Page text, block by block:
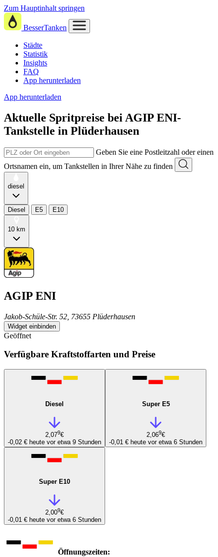
Zum Hauptinhalt springen
BesserTanken
Städte
Statistik
Insights
FAQ
App herunterladen
App herunterladen
Aktuelle Spritpreise bei AGIP ENI-
Tankstelle in Plüderhausen
Geben Sie eine Postleitzahl oder einen
Ortsnamen ein, um Tankstellen in Ihrer Nähe zu finden
diesel
Diesel E5 E10
10 km
AGIP ENI
Jakob-Schüle-Str. 52, 73655 Plüderhausen
Widget einbinden
Geöffnet
Verfügbare Kraftstoffarten und Preise
Diesel
2,079€
-0,02 € heute vor etwa 9 Stunden
Super E5
2,069€
-0,01 € heute vor etwa 6 Stunden
Super E10
2,009€
-0,01 € heute vor etwa 6 Stunden
Öffnungszeiten: